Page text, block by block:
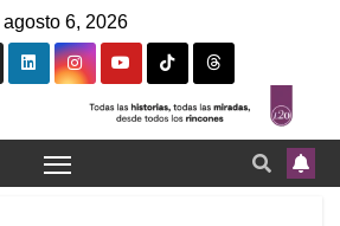
agosto 6, 2026